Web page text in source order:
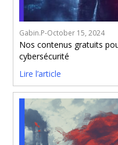
Gabin.P-October 15, 2024
Nos contenus gratuits
cybersécurité
Lire l’article